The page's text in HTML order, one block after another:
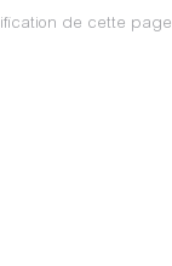
de cette page